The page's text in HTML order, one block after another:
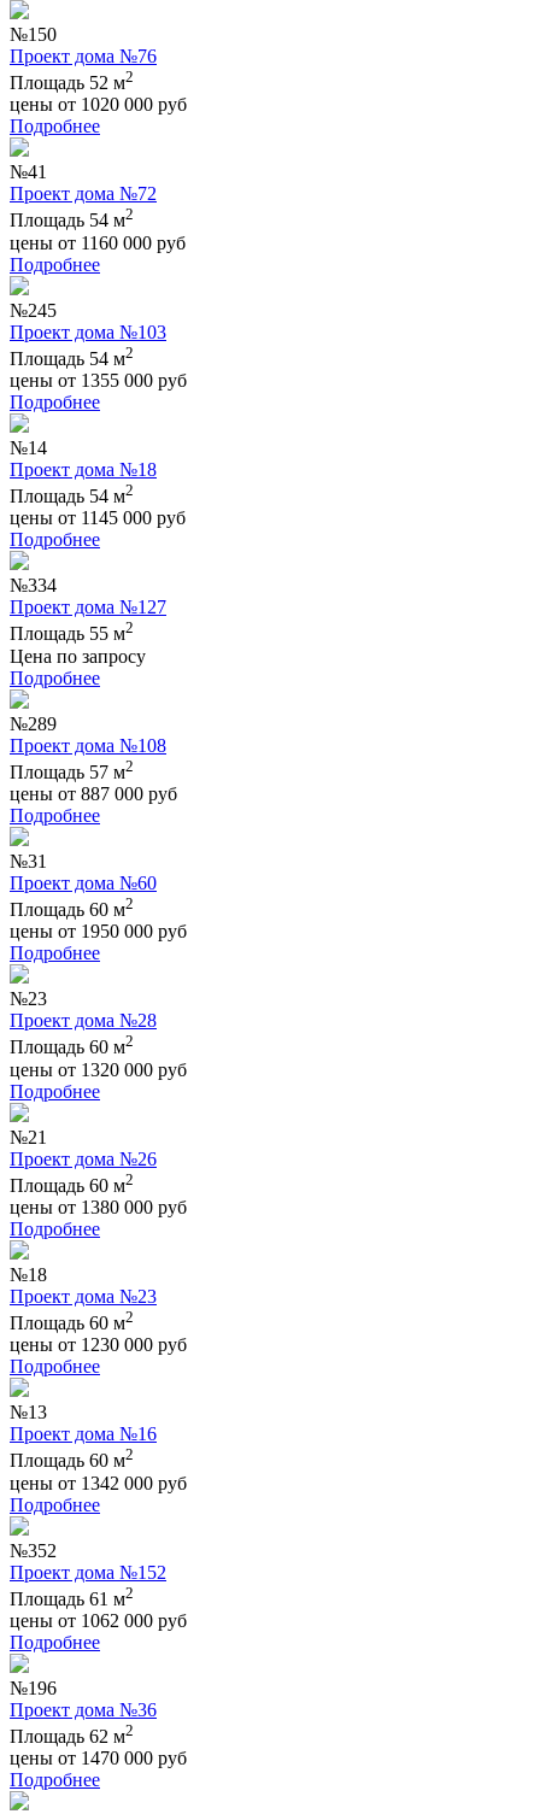
№150
Проект дома №76
Площадь 52 м2
цены от 1020 000 руб
Подробнее
№41
Проект дома №72
Площадь 54 м2
цены от 1160 000 руб
Подробнее
№245
Проект дома №103
Площадь 54 м2
цены от 1355 000 руб
Подробнее
№14
Проект дома №18
Площадь 54 м2
цены от 1145 000 руб
Подробнее
№334
Проект дома №127
Площадь 55 м2
Цена по запросу
Подробнее
№289
Проект дома №108
Площадь 57 м2
цены от 887 000 руб
Подробнее
№31
Проект дома №60
Площадь 60 м2
цены от 1950 000 руб
Подробнее
№23
Проект дома №28
Площадь 60 м2
цены от 1320 000 руб
Подробнее
№21
Проект дома №26
Площадь 60 м2
цены от 1380 000 руб
Подробнее
№18
Проект дома №23
Площадь 60 м2
цены от 1230 000 руб
Подробнее
№13
Проект дома №16
Площадь 60 м2
цены от 1342 000 руб
Подробнее
№352
Проект дома №152
Площадь 61 м2
цены от 1062 000 руб
Подробнее
№196
Проект дома №36
Площадь 62 м2
цены от 1470 000 руб
Подробнее